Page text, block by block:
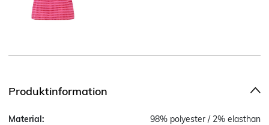
Produktinformation
Material:
98% polyester / 2% elasthan